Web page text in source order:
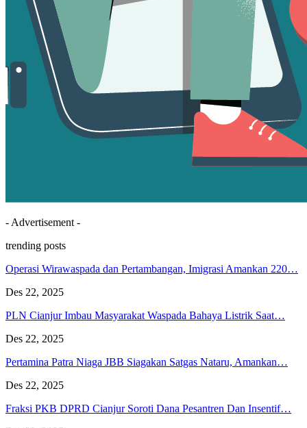
- Advertisement -
trending posts
Operasi Wirawaspada dan Pertambangan, Imigrasi Amankan 220…
Des 22, 2025
PLN Cianjur Imbau Masyarakat Waspada Bahaya Listrik Saat…
Des 22, 2025
Pertamina Patra Niaga JBB Siagakan Satgas Nataru, Amankan…
Des 22, 2025
Fraksi PKB DPRD Cianjur Soroti Dana Pesantren Dan Insentif…